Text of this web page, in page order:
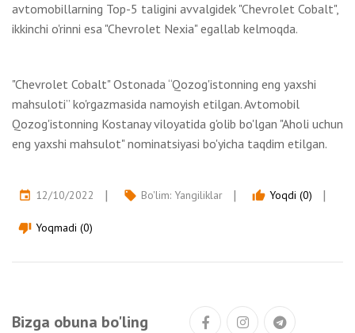
avtomobillarning Top-5 taligini avvalgidek "Chevrolet Cobalt",
ikkinchi o'rinni esa "Chevrolet Nexia" egallab kelmoqda.
"Chevrolet Cobalt" Ostonada “Qozog'istonning eng yaxshi
mahsuloti” ko'rgazmasida namoyish etilgan. Avtomobil
Qozog'istonning Kostanay viloyatida g'olib bo'lgan "Aholi uchun
eng yaxshi mahsulot" nominatsiyasi bo'yicha taqdim etilgan.
event 12/10/2022 local_offer Bo'lim: Yangiliklar thumb_up Yoqdi (0)
thumb_down Yoqmadi (0)
Bizga obuna bo'ling